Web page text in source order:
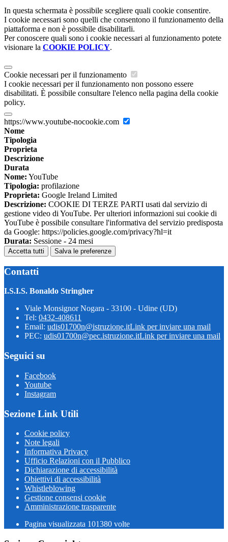
In questa schermata è possibile scegliere quali cookie consentire.
I cookie necessari sono quelli che consentono il funzionamento della
piattaforma e non è possibile disabilitarli.
Per conoscere quali sono i cookie necessari al funzionamento potete
visionare la COOKIE POLICY.
Cookie necessari per il funzionamento
I cookie necessari per il funzionamento non possono essere
disabilitati. È possibile consultare l'elenco nella pagina della cookie
policy.
https://www.youtube-nocookie.com
Nome
Tipologia
Proprieta
Descrizione
Durata
Nome: YouTube
Tipologia: profilazione
Proprieta: Google Ireland Limited
Descrizione: COOKIE DI TERZE PARTI usati dal servizio di
gestione video di YouTube. Per ulteriori informazioni sui cookie di
YouTube è possibile consultare l'informativa del servizio predisposta
da Google: https://policies.google.com/privacy?hl=it
Durata: Sessione - 24 mesi
Accetta tutti Salva le preferenze
Contatti
I.S.I.S. Bonaldo Stringher
Viale Monsignor Nogara - 33100 - Udine (UD)
Tel: 0432-408611
Email: udis01700n@istruzione.itLink per inviare una mail
PEC: udis01700n@pec.istruzione.itLink per inviare una mail
Seguici su
Facebook
Youtube
Instagram
Sezione Link Utili
Cookie policy
Note legali
Informativa Privacy
Ufficio Relazioni con il Pubblico
Dichiarazione di accessibilità
Obiettivi di accessibilità
Whistleblowing
Gestione consensi cookie
Amministrazione trasparente
Pagina visualizzata 101380 volte